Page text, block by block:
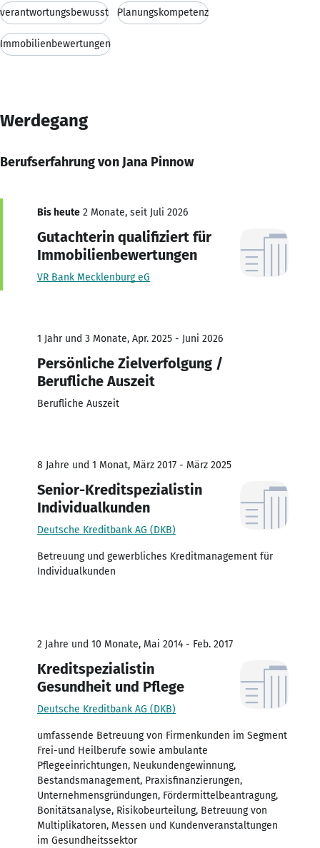
verantwortungsbewusst Planungskompetenz
Immobilienbewertungen
Werdegang
Berufserfahrung von Jana Pinnow
Bis heute 2 Monate, seit Juli 2026
Gutachterin qualifiziert für
Immobilienbewertungen
VR Bank Mecklenburg eG
1 Jahr und 3 Monate, Apr. 2025 - Juni 2026
Persönliche Zielverfolgung /
Berufliche Auszeit
Berufliche Auszeit
8 Jahre und 1 Monat, März 2017 - März 2025
Senior-Kreditspezialistin
Individualkunden
Deutsche Kreditbank AG (DKB)
Betreuung und gewerbliches Kreditmanagement für
Individualkunden
2 Jahre und 10 Monate, Mai 2014 - Feb. 2017
Kreditspezialistin
Gesundheit und Pflege
Deutsche Kreditbank AG (DKB)
umfassende Betreuung von Firmenkunden im Segment
Frei-und Heilberufe sowie ambulante
Pflegeeinrichtungen, Neukundengewinnung,
Bestandsmanagement, Praxisfinanzierungen,
Unternehmensgründungen, Fördermittelbeantragung,
Bonitätsanalyse, Risikobeurteilung, Betreuung von
Multiplikatoren, Messen und Kundenveranstaltungen
im Gesundheitssektor